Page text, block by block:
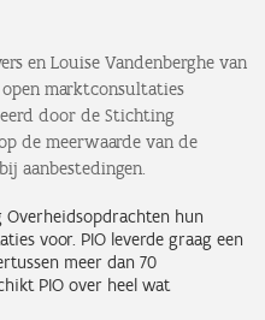
en Louise Vandenberghe van
marktconsultaties
door de Stichting
de meerwaarde van de
aanbestedingen.
Overheidsopdrachten hun
voor. PIO leverde graag een
meer dan 70
PIO over heel wat